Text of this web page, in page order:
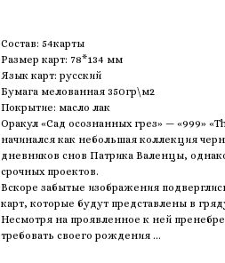
Состав: 54карты
Размер карт: 78*134 мм
Язык карт: русский
Бумага мелованная 350гр\м2
Покрытие: масло лак
Оракул «Сад осознанных грез» — «999»
начинался как небольшая коллекция
дневников снов Патрика Валенцы,
срочных проектов.
Вскоре забытые изображения
карт, которые будут представлены в
Несмотря на проявленное к ней
требовать своего рождения …